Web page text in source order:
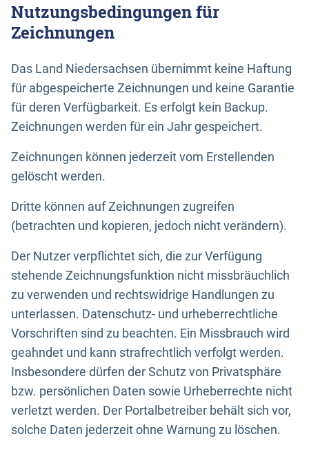
Nutzungsbedingungen für
Zeichnungen
Das Land Niedersachsen übernimmt keine Haftung
für abgespeicherte Zeichnungen und keine Garantie
für deren Verfügbarkeit. Es erfolgt kein Backup.
Zeichnungen werden für ein Jahr gespeichert.
Zeichnungen können jederzeit vom Erstellenden
gelöscht werden.
Dritte können auf Zeichnungen zugreifen
(betrachten und kopieren, jedoch nicht verändern).
Der Nutzer verpflichtet sich, die zur Verfügung
stehende Zeichnungsfunktion nicht missbräuchlich
zu verwenden und rechtswidrige Handlungen zu
unterlassen. Datenschutz- und urheberrechtliche
Vorschriften sind zu beachten. Ein Missbrauch wird
geahndet und kann strafrechtlich verfolgt werden.
Insbesondere dürfen der Schutz von Privatsphäre
bzw. persönlichen Daten sowie Urheberrechte nicht
verletzt werden. Der Portalbetreiber behält sich vor,
solche Daten jederzeit ohne Warnung zu löschen.